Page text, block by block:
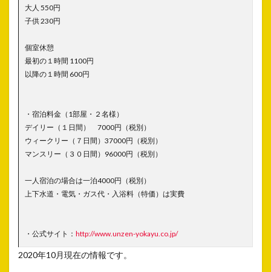
大人 550円
子供 230円
個室休憩
最初の１時間 1100円
以降の１時間 600円
・宿泊料金（1部屋・２名様）
デイリー（１日間） 7000円（税別）
ウィークリー（７日間）37000円（税別）
マンスリー（３０日間）96000円（税別）
一人宿泊の場合は一泊4000円（税別）
上下水道・電気・ガス代・入浴料（特価）は実費
・公式サイト： http://www.unzen-yokayu.co.jp/
2020年10月現在の情報です。